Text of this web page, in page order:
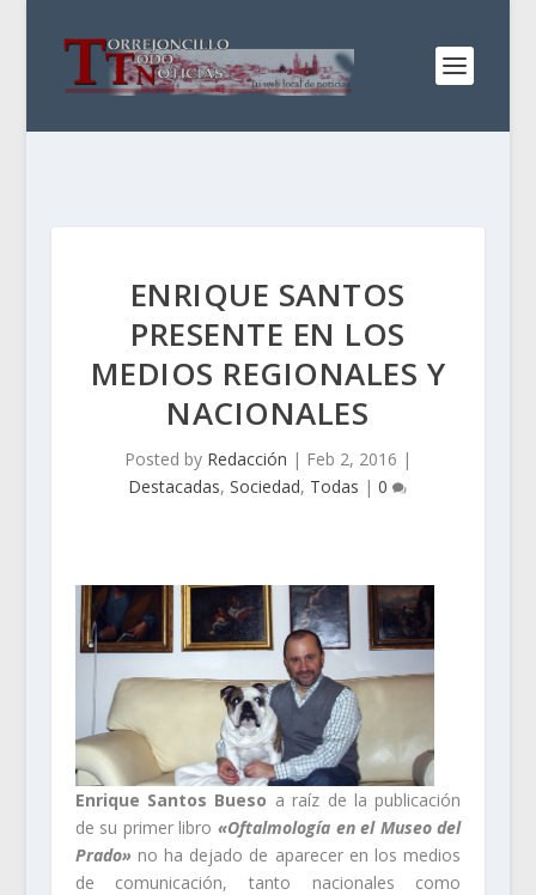
ENRIQUE SANTOS
PRESENTE EN LOS
MEDIOS REGIONALES Y
NACIONALES
Posted by Redacción | Feb 2, 2016 |
Destacadas,Sociedad, Todas |0
Enrique Santos Bueso a raíz de la publicación
de su primer libro «Oftalmología en el Museo del
Prado» no ha dejado de aparecer en los medios
de comunicación, tanto nacionales como